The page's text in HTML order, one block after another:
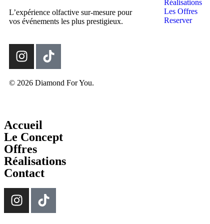
L’expérience olfactive sur-mesure pour
vos événements les plus prestigieux.
Réalisations
Les Offres
Reserver
© 2026 Diamond For You.
Accueil
Le Concept
Offres
Réalisations
Contact